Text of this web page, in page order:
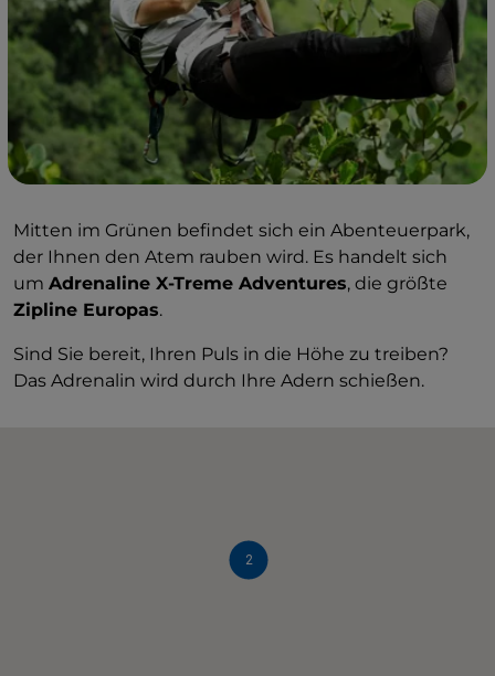
Mitten im Grünen befindet sich ein Abenteuerpark,
der Ihnen den Atem rauben wird. Es handelt sich
um Adrenaline X-Treme Adventures, die größte
Zipline Europas.
Sind Sie bereit, Ihren Puls in die Höhe zu treiben?
Das Adrenalin wird durch Ihre Adern schießen.
2